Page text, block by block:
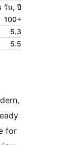
วัน, ปี
100+
5.3
5.5
for